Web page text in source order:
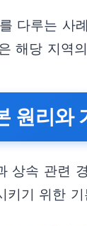
다루는 사
해당 지역
원리와
상속 관련
기 위한